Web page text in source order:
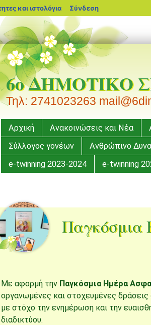
6ο ΔΗΜΟΤΙΚΟ
Τηλ: 2741023263
Μενού
Μετάβαση
σε
περιεχόμενο
Αρχική Ανακοινώσεις και Νέα
Σύλλογος γονέων
Ανθρώπινο
e-twinning 2023-2024
e-twinning
Παγκόσμια
Με αφορμή την Παγκόσμια Ημέρα
οργανωμένες και στοχευμένες
με στόχο την ενημέρωση και την
διαδικτύου.
και ιστολόγια blogs.sch.gr
Σύνδεση